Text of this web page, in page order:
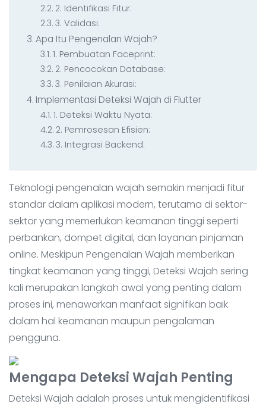
2. Identifikasi Fitur:
3. Validasi:
Apa Itu Pengenalan Wajah?
1. Pembuatan Faceprint:
2. Pencocokan Database:
3. Penilaian Akurasi:
Implementasi Deteksi Wajah di Flutter
1. Deteksi Waktu Nyata:
2. Pemrosesan Efisien:
3. Integrasi Backend:
Teknologi pengenalan wajah semakin menjadi fitur
standar dalam aplikasi modern, terutama di sektor-
sektor yang memerlukan keamanan tinggi seperti
perbankan, dompet digital, dan layanan pinjaman
online. Meskipun Pengenalan Wajah memberikan
tingkat keamanan yang tinggi, Deteksi Wajah sering
kali merupakan langkah awal yang penting dalam
proses ini, menawarkan manfaat signifikan baik
dalam hal keamanan maupun pengalaman
pengguna.
Mengapa Deteksi Wajah Penting
Deteksi Wajah adalah proses untuk mengidentifikasi